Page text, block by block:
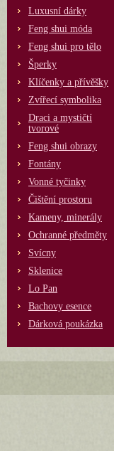
Luxusní dárky
Feng shui móda
Feng shui pro tělo
Šperky
Klíčenky a přívěšky
Zvířecí symbolika
Draci a mystičtí
tvorové
Feng shui obrazy
Fontány
Vonné tyčinky
Čištění prostoru
Kameny, minerály
Ochranné předměty
Svícny
Sklenice
Lo Pan
Bachovy esence
Dárková poukázka